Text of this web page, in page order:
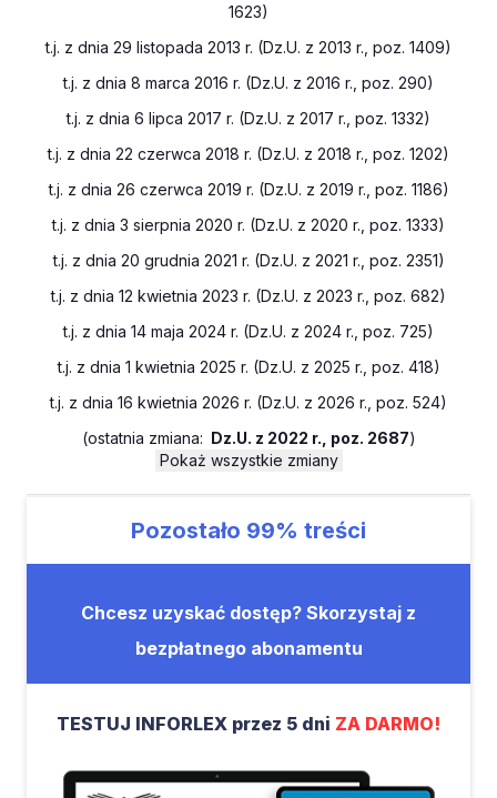
1623)
t.j. z dnia 29 listopada 2013 r. (Dz.U. z 2013 r., poz. 1409)
t.j. z dnia 8 marca 2016 r. (Dz.U. z 2016 r., poz. 290)
t.j. z dnia 6 lipca 2017 r. (Dz.U. z 2017 r., poz. 1332)
t.j. z dnia 22 czerwca 2018 r. (Dz.U. z 2018 r., poz. 1202)
t.j. z dnia 26 czerwca 2019 r. (Dz.U. z 2019 r., poz. 1186)
t.j. z dnia 3 sierpnia 2020 r. (Dz.U. z 2020 r., poz. 1333)
t.j. z dnia 20 grudnia 2021 r. (Dz.U. z 2021 r., poz. 2351)
t.j. z dnia 12 kwietnia 2023 r. (Dz.U. z 2023 r., poz. 682)
t.j. z dnia 14 maja 2024 r. (Dz.U. z 2024 r., poz. 725)
t.j. z dnia 1 kwietnia 2025 r. (Dz.U. z 2025 r., poz. 418)
t.j. z dnia 16 kwietnia 2026 r. (Dz.U. z 2026 r., poz. 524)
(ostatnia zmiana: Dz.U. z 2022 r., poz. 2687)
Pokaż wszystkie zmiany
Pozostało 99% treści
Chcesz uzyskać dostęp? Skorzystaj z
bezpłatnego abonamentu
TESTUJ INFORLEX przez 5 dni ZA DARMO!